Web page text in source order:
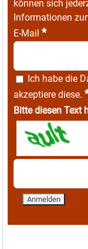
können sich
Informationen
E-Mail *
Ich habe die
akzeptiere diese.
Bitte diesen Text